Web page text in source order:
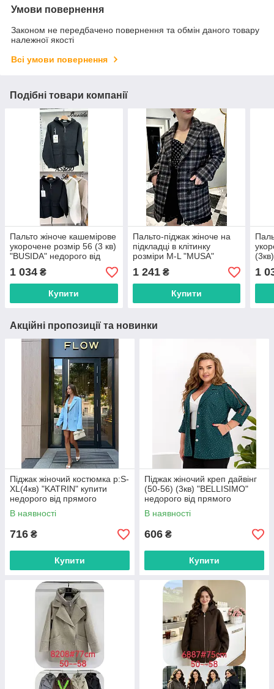
Умови повернення
Законом не передбачено повернення та обмін даного товару
належної якості
Всі умови повернення
Подібні товари компанії
Пальто жіноче кашемірове
укорочене розмір 56 (3 кв)
"BUSIDA" недорого від
прямого постачальника
1 034 ₴
Купити
Пальто-піджак жіноче на
підкладці в клітинку
розміри M-L "MUSA"
недорого від прямого
постачальника
1 241₴
Купити
від
1
Акційні пропозиції та новинки
Піджак жіночий костюмка р:S-
XL(4кв) "KATRIN" купити
недорого від прямого
постачальника
В наявності
716 ₴
Купити
Піджак жіночий креп дайвінг
(50-56) (3кв) "BELLISIMO"
недорого від прямого
постачальника
В наявності
606 ₴
Купити